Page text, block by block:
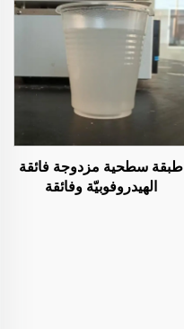
طبقة سطحية مزدوجة فائقة
الهيدروفوبيّة وفائقة